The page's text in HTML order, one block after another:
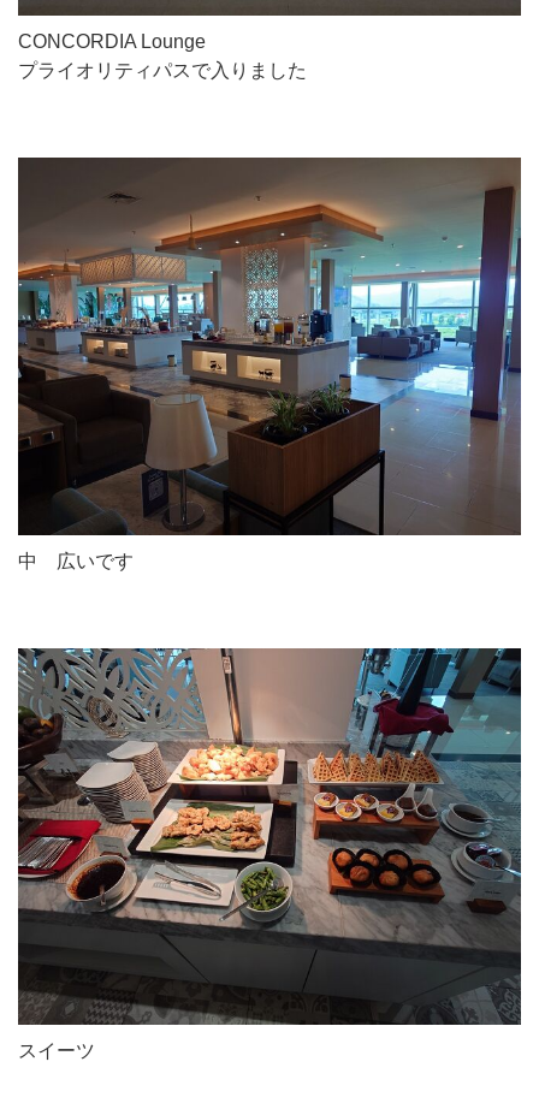
CONCORDIA Lounge
プライオリティパスで入りました
中 広いです
スイーツ